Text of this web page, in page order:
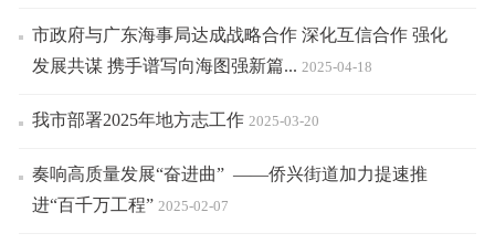
市政府与广东海事局达成战略合作 深化互信合作 强化
发展共谋 携手谱写向海图强新篇... 2025-04-18
我市部署2025年地方志工作 2025-03-20
奏响高质量发展“奋进曲” ——侨兴街道加力提速推
进“百千万工程” 2025-02-07